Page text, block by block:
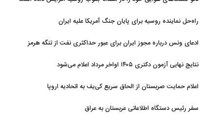
راه‌حل نماینده روسیه برای پایان جنگ آمریکا علیه ایران
ادعای ونس درباره مجوز ایران برای عبور حداکثری نفت از تنگه هرمز
نتایج نهایی آزمون دکتری ۱۴۰۵ اواخر مرداد اعلام می‌شود
اعلام حمایت صربستان از الحاق سریع کی‌یف به اتحادیه اروپا
سفر رئیس دستگاه اطلاعاتی عربستان به عراق